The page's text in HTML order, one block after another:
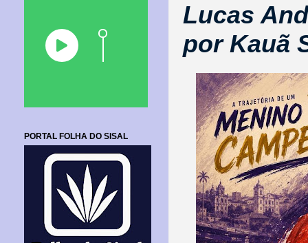
Lucas
por Kauã
PORTAL FOLHA DO SISAL